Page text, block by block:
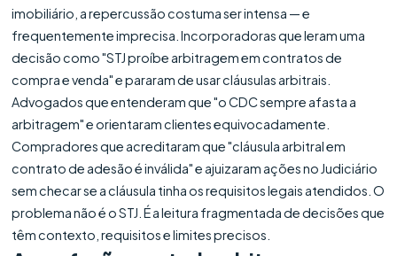
imobiliário, a repercussão costuma ser intensa — e
frequentemente imprecisa. Incorporadoras que leram uma
decisão como "STJ proíbe arbitragem em contratos de
compra e venda" e pararam de usar cláusulas arbitrais.
Advogados que entenderam que "o CDC sempre afasta a
arbitragem" e orientaram clientes equivocadamente.
Compradores que acreditaram que "cláusula arbitral em
contrato de adesão é inválida" e ajuizaram ações no Judiciário
sem checar se a cláusula tinha os requisitos legais atendidos. O
problema não é o STJ. É a leitura fragmentada de decisões que
têm contexto, requisitos e limites precisos.